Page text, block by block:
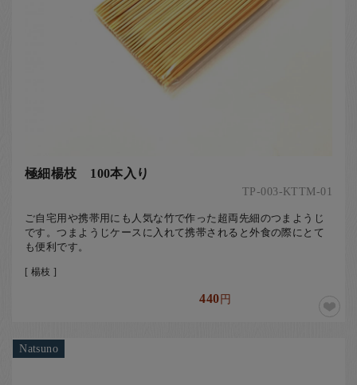
極細楊枝 100本入り
TP-003-KTTM-01
ご自宅用や携帯用にも人気な竹で作った超両先細のつまようじ
です。つまようじケースに入れて携帯されると外食の際にとて
も便利です。
[ 楊枝 ]
440円
Natsuno